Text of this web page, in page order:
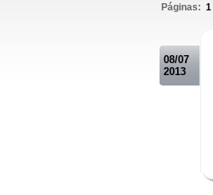
Páginas: 1
08/07
2013